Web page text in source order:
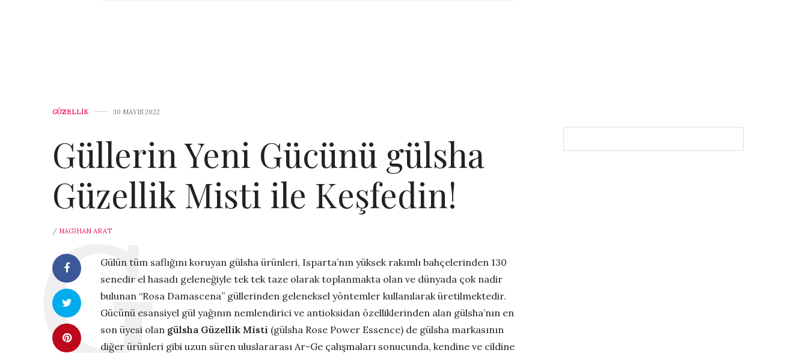
GÜZELLİK 30 MAYIS 2022
Güllerin Yeni Gücünü gülsha
Güzellik Misti ile Keşfedin!
/ NAGIHAN ARAT
Gülün tüm saflığını koruyan gülsha ürünleri, Isparta’nın yüksek rakımlı bahçelerinden 130
senedir el hasadı geleneğiyle tek tek taze olarak toplanmakta olan ve dünyada çok nadir
bulunan “Rosa Damascena” güllerinden geleneksel yöntemler kullanılarak üretilmektedir.
Gücünü esansiyel gül yağının nemlendirici ve antioksidan özelliklerinden alan gülsha’nın en
son üyesi olan gülsha Güzellik Misti (gülsha Rose Power Essence) de gülsha markasının
diğer ürünleri gibi uzun süren uluslararası Ar-Ge çalışmaları sonucunda, kendine ve cildine